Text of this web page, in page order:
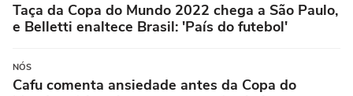
Taça da Copa do Mundo 2022 chega a São Paulo,
e Belletti enaltece Brasil: 'País do futebol'
NÓS
Cafu comenta ansiedade antes da Copa do